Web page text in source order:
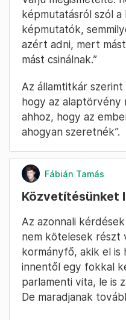
képmutatásról szól a
képmutatók,
azért adni, mert
mást csinálnak.”
Az államtitkár
hogy az alaptörvény
ahhoz, hogy az
ahogyan szeretnék”.
Fábián Tamás
Közvetítésünket
Az azonnali
nem kötelesek részt
kormányfő, akik el
innentől egy fokkal
parlamenti vita, le is
De maradjanak